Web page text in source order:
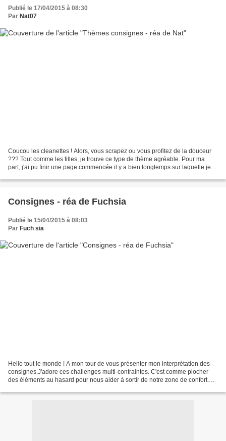
Publié le 17/04/2015 à 08:30
Par Nat07
Coucou les cleanettes ! Alors, vous scrapez ou vous profitez de la douceur
??? Tout comme les filles, je trouve ce type de thème agréable. Pour ma
part, j'ai pu finir une page commencée il y a bien longtemps sur laquelle je
Consignes - réa de Fuchsia
Publié le 15/04/2015 à 08:03
Par Fuch sia
Hello tout le monde ! A mon tour de vous présenter mon interprétation des
consignes.J'adore ces challenges multi-contraintes. C'est comme piocher
des éléments au hasard pour nous aider à sortir de notre zone de confort.Du